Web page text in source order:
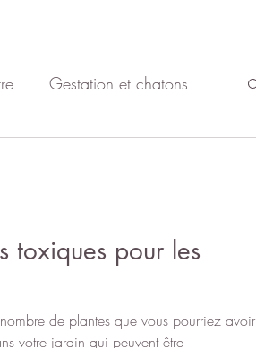
Gestation et chatons
toxiques pour les
de plantes que vous pourriez avoir
votre jardin qui peuvent être